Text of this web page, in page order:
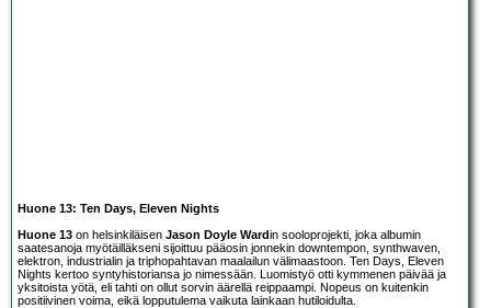
Huone 13: Ten Days, Eleven Nights
Huone 13 on helsinkiläisen Jason Doyle Wardin sooloprojekti, joka albumin
saatesanoja myötäilläkseni sijoittuu pääosin jonnekin downtempon, synthwaven,
elektron, industrialin ja triphopahtavan maalailun välimaastoon. Ten Days, Eleven
Nights kertoo syntyhistoriansa jo nimessään. Luomistyö otti kymmenen päivää ja
yksitoista yötä, eli tahti on ollut sorvin äärellä reippaampi. Nopeus on kuitenkin
positiivinen voima, eikä lopputulema vaikuta lainkaan hutiloidulta.